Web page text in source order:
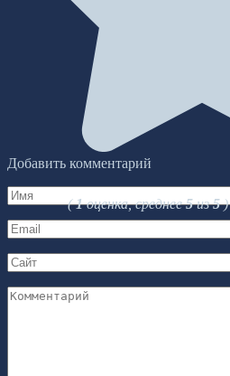
(1оценка, среднее5из5)
Добавить комментарий
Имя
*
Email
*
Сайт
Комментарий